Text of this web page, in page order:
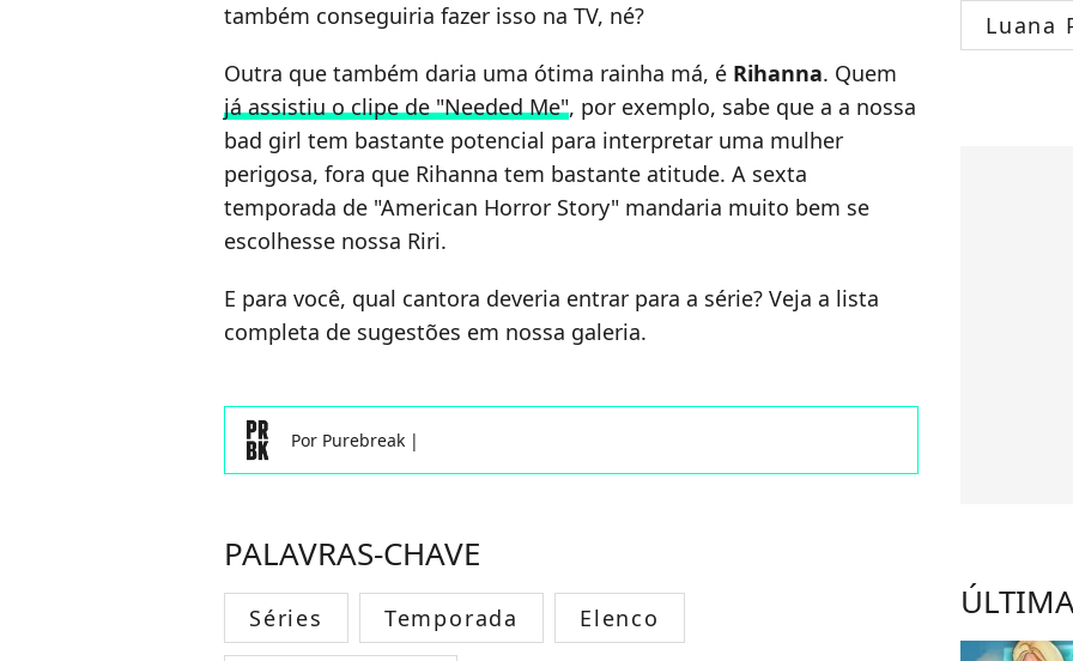
também conseguiria fazer isso na TV, né?
Outra que também daria uma ótima rainha má, é Rihanna. Quem
já assistiu o clipe de "Needed Me", por exemplo, sabe que a a nossa
bad girl tem bastante potencial para interpretar uma mulher
perigosa, fora que Rihanna tem bastante atitude. A sexta
temporada de "American Horror Story" mandaria muito bem se
escolhesse nossa Riri.
E para você, qual cantora deveria entrar para a série? Veja a lista
completa de sugestões em nossa galeria.
Por Purebreak |
PALAVRAS-CHAVE
Séries Temporada Elenco
Luana